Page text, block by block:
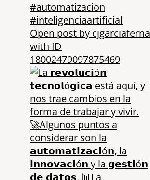
Open post by cjgarciaferna
with ID
18002479097875469